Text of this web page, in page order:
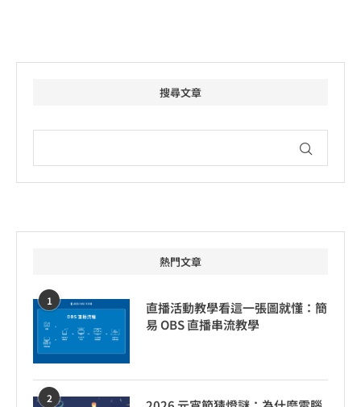
搜尋文章
熱門文章
1
直播活動教學看這一張圖就懂：簡
易 OBS 直播串流教學
2